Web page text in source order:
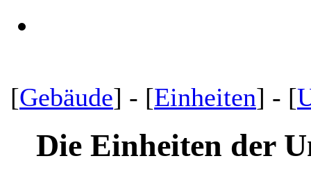
[Gebäude] - [Einheiten] - [
Die Einheiten der